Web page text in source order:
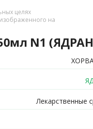
целях
на
N1
Лекарственные